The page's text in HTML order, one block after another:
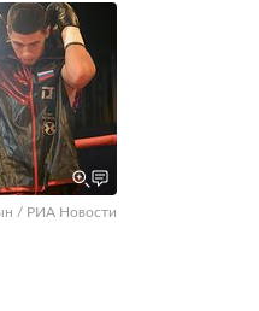
/ РИА Новости